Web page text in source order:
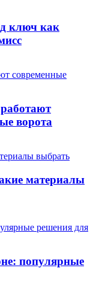
ключ как
ворота
материалы
популярные